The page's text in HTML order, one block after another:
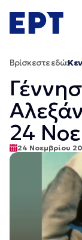
σε
περιεχόμενο
Βρίσκεστε εδώ:
24
24 Νοεμβρίου